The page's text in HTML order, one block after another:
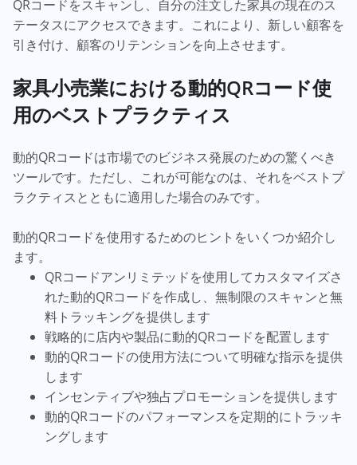
QRコードをスキャンし、自分の注文した家具の現在のス
テータスにアクセスできます。これにより、新しい顧客を
引き付け、顧客のリテンションを向上させます。
家具小売業における動的QRコード使
用のベストプラクティス
動的QRコードは市場でのビジネス発展のための驚くべき
ツールです。ただし、これが可能なのは、それをベストプ
ラクティスとともに適用した場合のみです。
動的QRコードを使用するためのヒントをいくつか紹介し
ます。
QRコードアンリミテッドを使用してカスタマイズさ
れた動的QRコードを作成し、無制限のスキャンと無
料トラッキングを提供します
戦略的に店内や製品に動的QRコードを配置します
動的QRコードの使用方法について明確な指示を提供
します
インセンティブや独占プロモーションを提供します
動的QRコードのパフォーマンスを定期的にトラッキ
ングします